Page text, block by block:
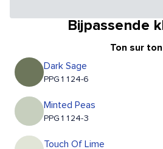
Bijpassende
Ton sur ton
Dark Sage
PPG1124-6
Minted Peas
PPG1124-3
Touch Of Lime